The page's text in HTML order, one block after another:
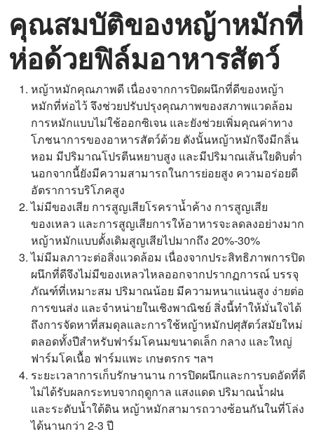
คุณสมบัติของหญ้าหมักที่
ห่อด้วยฟิล์มอาหารสัตว์
หญ้าหมักคุณภาพดี เนื่องจากการปิดผนึกที่ดีของหญ้า
หมักที่ห่อไว้ จึงช่วยปรับปรุงคุณภาพของสภาพแวดล้อม
การหมักแบบไม่ใช้ออกซิเจน และยังช่วยเพิ่มคุณค่าทาง
โภชนาการของอาหารสัตว์ด้วย ดังนั้นหญ้าหมักจึงมีกลิ่น
หอม มีปริมาณโปรตีนหยาบสูง และมีปริมาณเส้นใยดิบต่ำ
นอกจากนี้ยังมีความสามารถในการย่อยสูง ความอร่อยดี
อัตราการบริโภคสูง
ไม่มีของเสีย การสูญเสียโรคราน้ำค้าง การสูญเสีย
ของเหลว และการสูญเสียการให้อาหารจะลดลงอย่างมาก
หญ้าหมักแบบดั้งเดิมสูญเสียไปมากถึง 20%-30%
ไม่มีมลภาวะต่อสิ่งแวดล้อม เนื่องจากประสิทธิภาพการปิด
ผนึกที่ดีจึงไม่มีของเหลวไหลออกจากปรากฏการณ์ บรรจุ
ภัณฑ์ที่เหมาะสม ปริมาณน้อย มีความหนาแน่นสูง ง่ายต่อ
การขนส่ง และจำหน่ายในเชิงพาณิชย์ สิ่งนี้ทำให้มั่นใจได้
ถึงการจัดหาที่สมดุลและการใช้หญ้าหมักปศุสัตว์สมัยใหม่
ตลอดทั้งปีสำหรับฟาร์มโคนมขนาดเล็ก กลาง และใหญ่
ฟาร์มโคเนื้อ ฟาร์มแพะ เกษตรกร ฯลฯ
ระยะเวลาการเก็บรักษานาน การปิดผนึกและการบดอัดที่ดี
ไม่ได้รับผลกระทบจากฤดูกาล แสงแดด ปริมาณน้ำฝน
และระดับน้ำใต้ดิน หญ้าหมักสามารถวางซ้อนกันในที่โล่ง
ได้นานกว่า 2-3 ปี